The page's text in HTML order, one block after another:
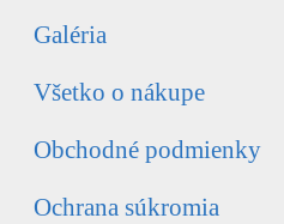
Galéria
Všetko o nákupe
Obchodné podmienky
Ochrana súkromia